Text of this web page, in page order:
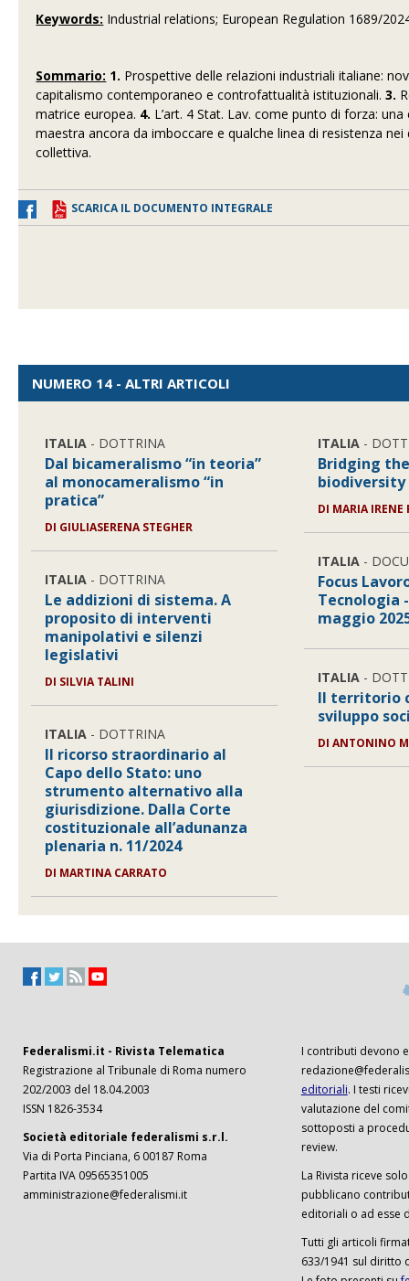
Keywords: Industrial relations; European Regulation 1689/
Sommario: 1. Prospettive delle relazioni industriali italiane:
capitalismo contemporaneo e controfattualità istituzionali.3.
matrice europea. 4. L’art. 4 Stat. Lav. come punto di forza:
maestra ancora da imboccare e qualche linea di resistenza
collettiva.
SCARICA IL DOCUMENTO INTEGRALE
NUMERO 14 - ALTRI ARTICOLI
ITALIA - DOTTRINA
Dal bicameralismo “in teoria”
al monocameralismo “in
pratica”
DI GIULIASERENA STEGHER
ITALIA - DOTTRINA
Le addizioni di sistema. A
proposito di interventi
manipolativi e silenzi
legislativi
DI SILVIA TALINI
ITALIA - DOTTRINA
Il ricorso straordinario al
Capo dello Stato: uno
strumento alternativo alla
giurisdizione. Dalla Corte
costituzionale all’adunanza
plenaria n. 11/2024
DI MARTINA CARRATO
ITALIA -
Bridging
biodiversity
DI MARIA IRENE
ITALIA -
Focus
Tecnologia
maggio
ITALIA -
Il territorio
sviluppo
DIANTONINO
Federalismi.it - Rivista Telematica
Registrazione al Tribunale di Roma numero
202/2003 del 18.04.2003
ISSN 1826-3534
Società editoriale federalismi s.r.l.
Via di Porta Pinciana, 6 00187 Roma
Partita IVA 09565351005
amministrazione@federalismi.it
I contributi devono
editoriali. I testi
valutazione del
sottoposti a
review.
La Rivista riceve
pubblicano
editoriali o ad esse
Tutti gli articoli
633/1941 sul diritto